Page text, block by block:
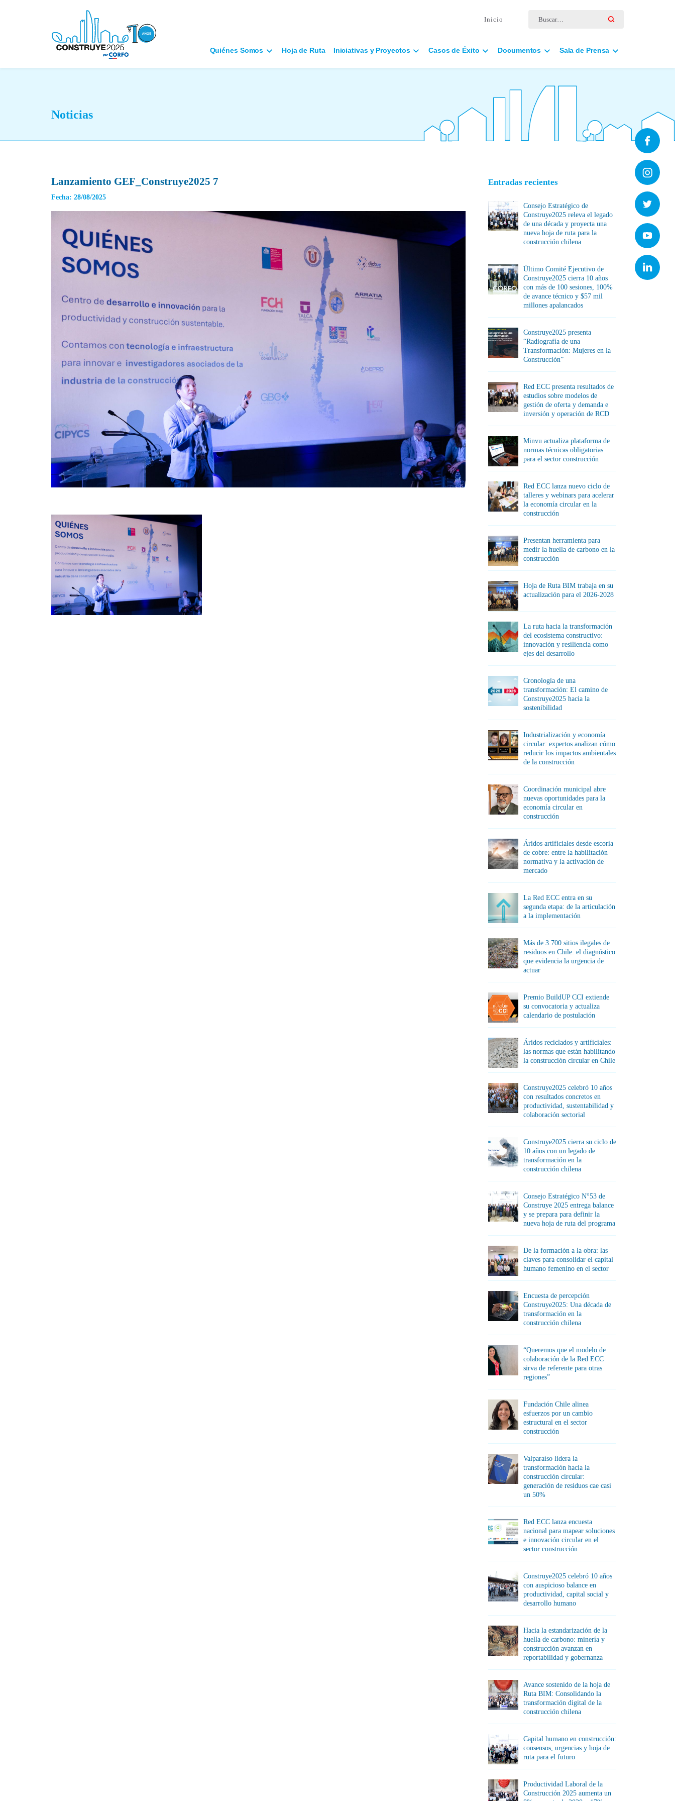
Buscar por:
Inicio
Quiénes Somos Hoja de Ruta Iniciativas y Proyectos Casos de Éxito Documentos Sala de Prensa
Noticias
Lanzamiento GEF_Construye2025 7
Fecha: 28/08/2025
Entradas recientes
Consejo Estratégico de
Construye2025 releva el legado
de una década y proyecta una
nueva hoja de ruta para la
construcción chilena
Último Comité Ejecutivo de
Construye2025 cierra 10 años
con más de 100 sesiones, 100%
de avance técnico y $57 mil
millones apalancados
Construye2025 presenta
“Radiografía de una
Transformación: Mujeres en la
Construcción”
Red ECC presenta resultados de
estudios sobre modelos de
gestión de oferta y demanda e
inversión y operación de RCD
Minvu actualiza plataforma de
normas técnicas obligatorias
para el sector construcción
Red ECC lanza nuevo ciclo de
talleres y webinars para acelerar
la economía circular en la
construcción
Presentan herramienta para
medir la huella de carbono en la
construcción
Hoja de Ruta BIM trabaja en su
actualización para el 2026-2028
La ruta hacia la transformación
del ecosistema constructivo:
innovación y resiliencia como
ejes del desarrollo
Cronología de una
transformación: El camino de
Construye2025 hacia la
sostenibilidad
Industrialización y economía
circular: expertos analizan cómo
reducir los impactos ambientales
de la construcción
Coordinación municipal abre
nuevas oportunidades para la
economía circular en
construcción
Áridos artificiales desde escoria
de cobre: entre la habilitación
normativa y la activación de
mercado
La Red ECC entra en su
segunda etapa: de la articulación
a la implementación
Más de 3.700 sitios ilegales de
residuos en Chile: el diagnóstico
que evidencia la urgencia de
actuar
Premio BuildUP CCI extiende
su convocatoria y actualiza
calendario de postulación
Áridos reciclados y artificiales:
las normas que están habilitando
la construcción circular en Chile
Construye2025 celebró 10 años
con resultados concretos en
productividad, sustentabilidad y
colaboración sectorial
Construye2025 cierra su ciclo de
10 años con un legado de
transformación en la
construcción chilena
Consejo Estratégico N°53 de
Construye 2025 entrega balance
y se prepara para definir la
nueva hoja de ruta del programa
De la formación a la obra: las
claves para consolidar el capital
humano femenino en el sector
Encuesta de percepción
Construye2025: Una década de
transformación en la
construcción chilena
“Queremos que el modelo de
colaboración de la Red ECC
sirva de referente para otras
regiones”
Fundación Chile alinea
esfuerzos por un cambio
estructural en el sector
construcción
Valparaíso lidera la
transformación hacia la
construcción circular:
generación de residuos cae casi
un 50%
Red ECC lanza encuesta
nacional para mapear soluciones
e innovación circular en el
sector construcción
Construye2025 celebró 10 años
con auspicioso balance en
productividad, capital social y
desarrollo humano
Hacia la estandarización de la
huella de carbono: minería y
construcción avanzan en
reportabilidad y gobernanza
Avance sostenido de la hoja de
Ruta BIM: Consolidando la
transformación digital de la
construcción chilena
Capital humano en construcción:
consensos, urgencias y hoja de
ruta para el futuro
Productividad Laboral de la
Construcción 2025 aumenta un